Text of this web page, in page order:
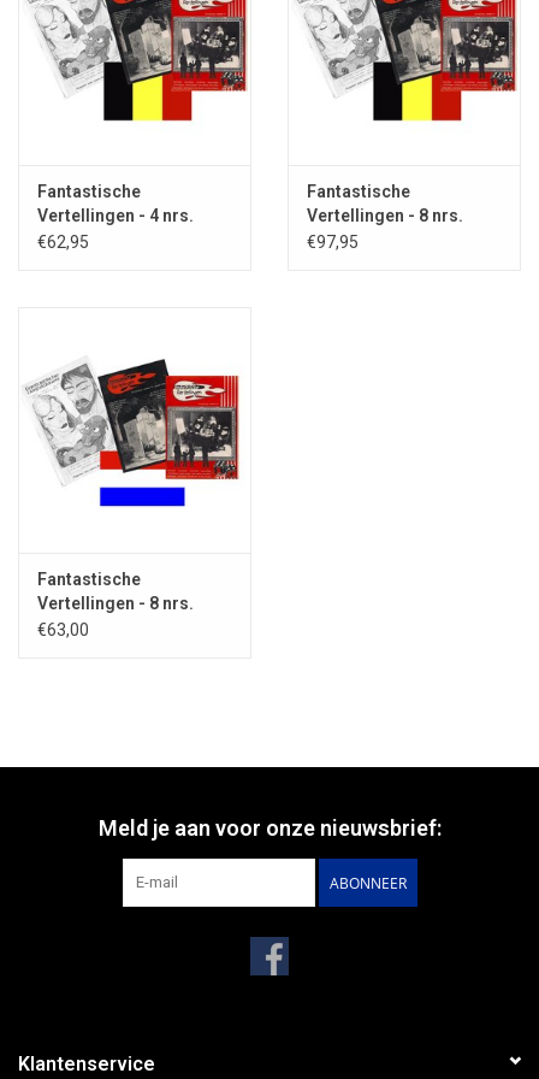
Fantastische
Vertellingen - 4 nrs.
abonnement BUITEN
€62,95
Fantastische
Vertellingen - 8 nrs.
abonnement BUITEN
€97,95
Fantastische
Vertellingen - 8 nrs.
abonnement IN
€63,00
Meld je aan voor onze nieuwsbrief:
ABONNEER
Klantenservice